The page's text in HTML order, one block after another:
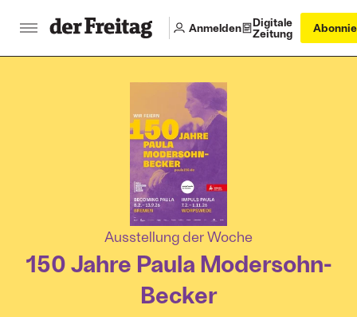
Anmelden
Digitale
Zeitung
Ausstellung der Woche
150 Jahre Paula Modersohn-
Becker